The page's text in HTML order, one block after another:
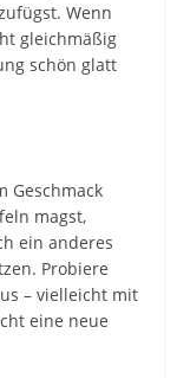
Wenn
gleichmäßig
schön glatt
Geschmack
magst,
ein anderes
Probiere
– vielleicht mit
eine neue